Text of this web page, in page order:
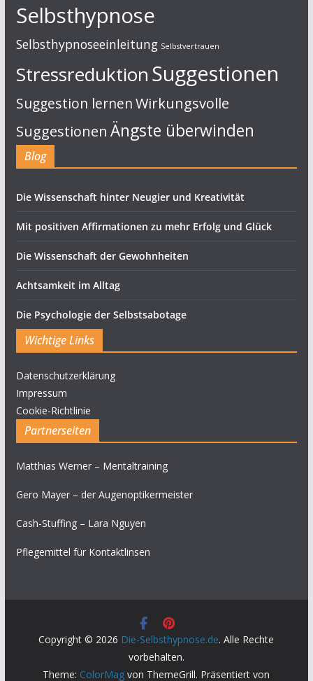
Selbsthypnose
Selbsthypnoseeinleitung Selbstvertrauen
StressreduktionSuggestionen
Suggestion lernenWirkungsvolle
Suggestionen Ängste überwinden
Blog
Die Wissenschaft hinter Neugier und Kreativität
Mit positiven Affirmationen zu mehr Erfolg und Glück
Die Wissenschaft der Gewohnheiten
Achtsamkeit im Alltag
Die Psychologie der Selbstsabotage
Wichtige Links
Datenschutzerklärung
Impressum
Cookie-Richtlinie
Partnerseiten
Matthias Werner – Mentaltraining
Gero Mayer – der Augenoptikermeister
Cash-Stuffing – Lara Nguyen
Pflegemittel für Kontaktlinsen
Copyright © 2026 Die-Selbsthypnose.de. Alle Rechte
vorbehalten.
Theme: ColorMag von ThemeGrill. Präsentiert von